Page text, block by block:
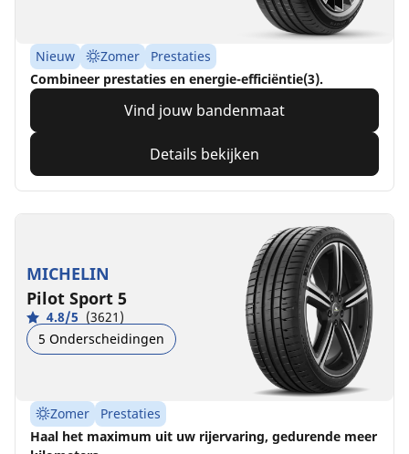
Nieuw Zomer
Prestaties
Combineer prestaties en energie-efficiëntie(3).
Vind jouw bandenmaat
Details bekijken
MICHELIN
Pilot Sport 5
4.8/5 (3621)
5 Onderscheidingen
Zomer
Prestaties
Haal het maximum uit uw rijervaring, gedurende meer